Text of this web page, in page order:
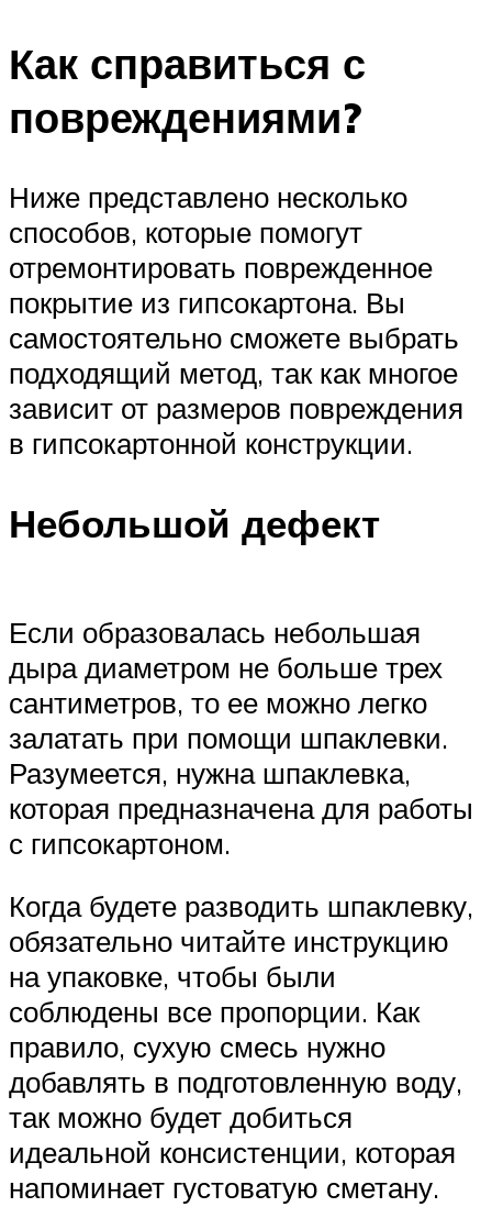
Как справиться с
повреждениями?
Ниже представлено несколько
способов, которые помогут
отремонтировать поврежденное
покрытие из гипсокартона. Вы
самостоятельно сможете выбрать
подходящий метод, так как многое
зависит от размеров повреждения
в гипсокартонной конструкции.
Небольшой дефект
Если образовалась небольшая
дыра диаметром не больше трех
сантиметров, то ее можно легко
залатать при помощи шпаклевки.
Разумеется, нужна шпаклевка,
которая предназначена для работы
с гипсокартоном.
Когда будете разводить шпаклевку,
обязательно читайте инструкцию
на упаковке, чтобы были
соблюдены все пропорции. Как
правило, сухую смесь нужно
добавлять в подготовленную воду,
так можно будет добиться
идеальной консистенции, которая
напоминает густоватую сметану.